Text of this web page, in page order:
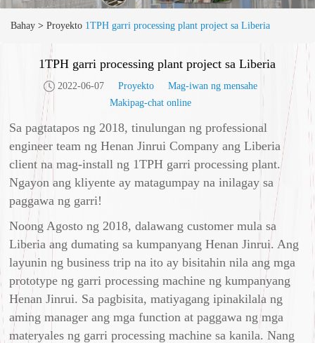
Bahay > Proyekto 1TPH garri processing plant project sa Liberia
1TPH garri processing plant project sa Liberia
2022-06-07 Proyekto
Mag-iwan ng mensahe
Makipag-chat online
Sa pagtatapos ng 2018, tinulungan ng professional
engineer team ng Henan Jinrui Company ang Liberia
client na mag-install ng 1TPH garri processing plant.
Ngayon ang kliyente ay matagumpay na inilagay sa
paggawa ng garri!
Noong Agosto ng 2018, dalawang customer mula sa
Liberia ang dumating sa kumpanyang Henan Jinrui. Ang
layunin ng business trip na ito ay bisitahin nila ang mga
prototype ng garri processing machine ng kumpanyang
Henan Jinrui. Sa pagbisita, matiyagang ipinakilala ng
aming manager ang mga function at paggawa ng mga
materyales ng garri processing machine sa kanila. Nang